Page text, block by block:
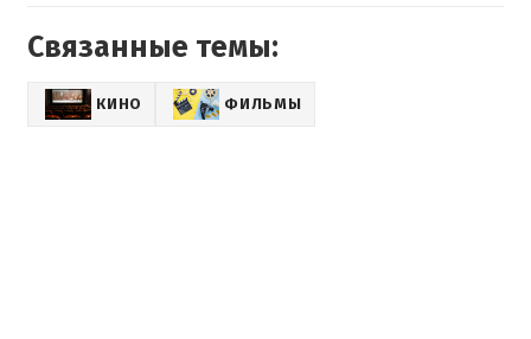
Связанные темы:
КИНО ФИЛЬМЫ